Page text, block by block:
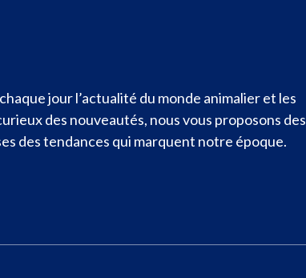
jour l’actualité du monde animalier et les
des nouveautés, nous vous proposons des
des tendances qui marquent notre époque.